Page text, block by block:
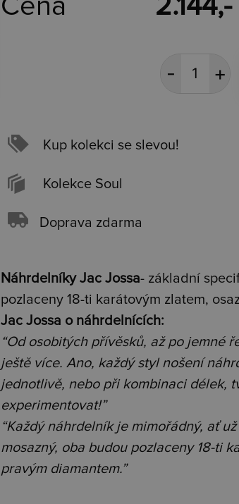
Cena
Kup kolekci se slevou!
Kolekce Soul
Doprava zdarma
Náhrdelníky Jac Jossa- základní
pozlaceny 18-ti karátovým zlatem,
Jac Jossa o náhrdelnících:
“Od osobitých přívěsků, až po jemné
ještě více. Ano, každý styl nošení
jednotlivě, nebo při kombinaci délek,
experimentovat!”
“Každý náhrdelník je mimořádný, ať
mosazný, oba budou pozlaceny 18-ti
pravým diamantem.”